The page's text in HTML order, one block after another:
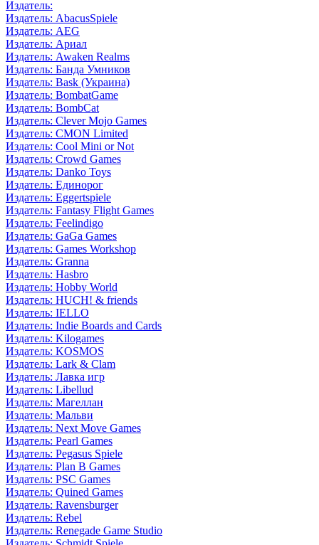
Издатель:
Издатель: AbacusSpiele
Издатель: AEG
Издатель: Ариал
Издатель: Awaken Realms
Издатель: Банда Умников
Издатель: Bask (Украина)
Издатель: BombatGame
Издатель: BombCat
Издатель: Clever Mojo Games
Издатель: CMON Limited
Издатель: Cool Mini or Not
Издатель: Crowd Games
Издатель: Danko Toys
Издатель: Единорог
Издатель: Eggertspiele
Издатель: Fantasy Flight Games
Издатель: Feelindigo
Издатель: GaGa Games
Издатель: Games Workshop
Издатель: Granna
Издатель: Hasbro
Издатель: Hobby World
Издатель: HUCH! & friends
Издатель: IELLO
Издатель: Indie Boards and Cards
Издатель: Kilogames
Издатель: KOSMOS
Издатель: Lark & Clam
Издатель: Лавка игр
Издатель: Libellud
Издатель: Магеллан
Издатель: Мальви
Издатель: Next Move Games
Издатель: Pearl Games
Издатель: Pegasus Spiele
Издатель: Plan B Games
Издатель: PSC Games
Издатель: Quined Games
Издатель: Ravensburger
Издатель: Rebel
Издатель: Renegade Game Studio